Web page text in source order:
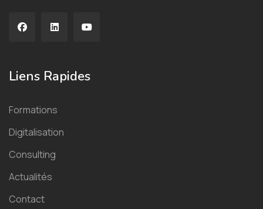
Liens Rapides
Formations
Digitalisation
Consulting
Actualités
Contact